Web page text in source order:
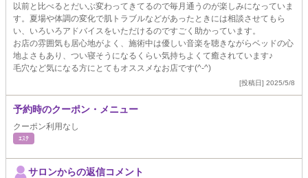
以前と比べるとだいぶ変わってきてるので毎月通うのが楽しみになっていま
す。夏場や体調の変化で肌トラブルなどがあったときには相談させてもら
い、いろいろアドバイスをいただけるのですごく助かっています。
お店の雰囲気も居心地がよく、施術中は優しい音楽を聴きながらベッドの心
地よさもあり、つい寝そうになるくらい気持ちよくて癒されています♪
毛穴など気になる方にとてもオススメなお店です(^-^)
[投稿日] 2025/5/8
予約時のクーポン・メニュー
クーポン利用なし
ｴｽﾃ
サロンからの返信コメント